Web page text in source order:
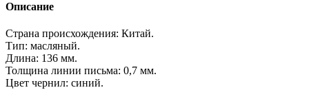
Описание
Страна происхождения: Китай.
Тип: масляный.
Длина: 136 мм.
Толщина линии письма: 0,7 мм.
Цвет чернил: синий.